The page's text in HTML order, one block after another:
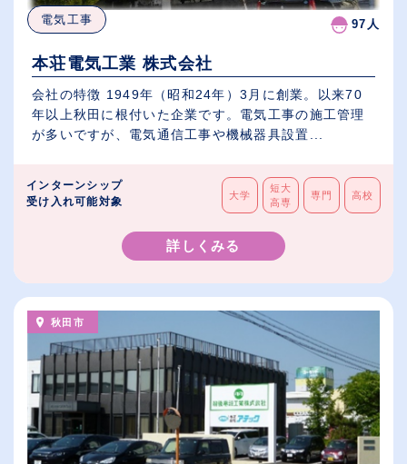
電気工事 97人
本荘電気工業 株式会社
会社の特徴 1949年（昭和24年）3月に創業。以来70
年以上秋田に根付いた企業です。電気工事の施工管理
が多いですが、電気通信工事や機械器具設置...
インターンシップ
受け入れ可能対象
大学
短大
高専
専門 高校
詳しくみる
秋田市